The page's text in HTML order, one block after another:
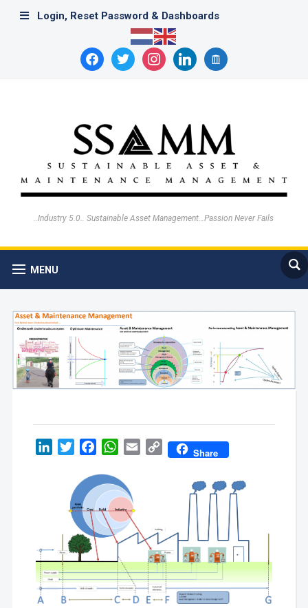
Login, Reset Password & Dashboards
facebooktwitter instagramlinkedinarchive
..Industry 5.0.. Sustainable Asset Management…Passion Never Fails
MENU
LinkedInTwitterFacebookWhatsApp
Email
Copy Share